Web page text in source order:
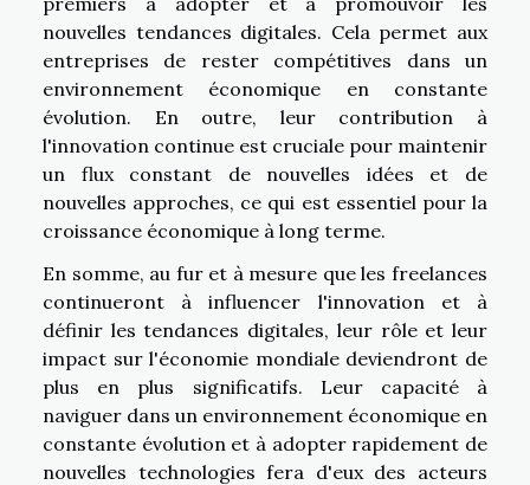
nouvelles tendances digitales. Cela permet aux
entreprises de rester compétitives dans un
environnement économique en constante
évolution. En outre, leur contribution à
l'innovation continue est cruciale pour maintenir
un flux constant de nouvelles idées et de
nouvelles approches, ce qui est essentiel pour la
croissance économique à long terme.
En somme, au fur et à mesure que les freelances
continueront à influencer l'innovation et à
définir les tendances digitales, leur rôle et leur
impact sur l'économie mondiale deviendront de
plus en plus significatifs. Leur capacité à
naviguer dans un environnement économique en
constante évolution et à adopter rapidement de
nouvelles technologies fera d'eux des acteurs